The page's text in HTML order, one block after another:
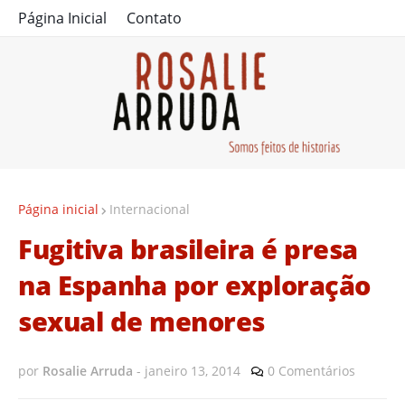
Página Inicial Contato
Página inicial Internacional
Fugitiva brasileira é presa
na Espanha por exploração
sexual de menores
por Rosalie Arruda - janeiro 13, 2014 0 Comentários